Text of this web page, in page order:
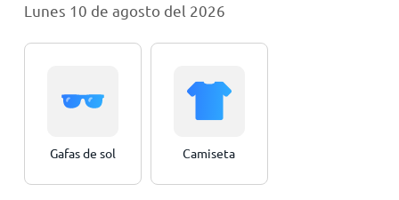
Lunes 10 de agosto del 2026
Gafas de sol Camiseta